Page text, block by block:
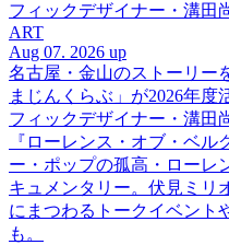
フィックデザイナー・溝田
ART
Aug 07. 2026 up
名古屋・金山のストーリー
まじんくらぶ」が2026年度
フィックデザイナー・溝田
『ローレンス・オブ・ベ
ー・ポップの孤高・ローレ
キュメンタリー。伏見ミリ
にまつわるトークイベント
も。